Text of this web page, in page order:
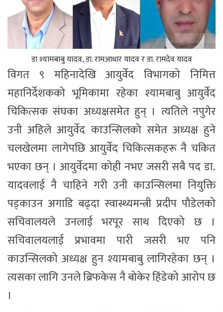
डा श्यामबाबु यादव, डा. रामआधार यादव र डा. रामदेव यादव
विगत ९ महिनादेखि आयुर्वेद विभागको निमित्त
महानिर्देशकको भूमिकामा रहेका श्यामबाबु आयुर्वेद
चिकित्सक संघका अध्यक्षसमेत हुन् । त्यतिले नपुगेर
उनी अहिले आयुर्वेद काउन्सिलको समेत अध्यक्ष हुने
चलखेलमा लागेपछि आयुर्वेद चिकित्सकहरू नै चकित
भएका छन् । आयुर्वेदमा कोही नभए जसरी सबै पद डा.
यादवलाई नै चाहिने गरी उनी काउन्सिलमा नियुक्ति
पड्काउन अगाडि बढ्दा स्वास्थ्यमन्त्री प्रदीप पौडेलको
सचिवालयले उनलाई भरपूर साथ दिएको छ ।
सचिवालयलाई प्रभावमा पारी जसरी भए पनि
काउन्सिलको अध्यक्ष हुन श्यामबाबु लागिरहेका छन् ।
त्यसका लागि उनले ब्रिफकेस नै बोकेर हिंडेको आरोप छ
।